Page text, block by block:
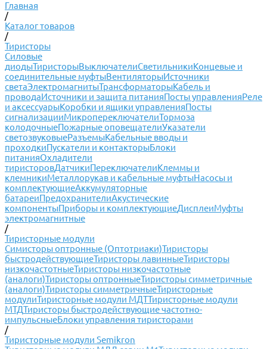
Главная
/
Каталог товаров
/
Тиристоры
Силовые
диодыТиристорыВыключателиСветильникиКонцевые и
соединительные муфтыВентиляторыИсточники
светаЭлектромагнитыТрансформаторыКабель и
проводаИсточники и защита питанияПосты управленияРеле
и аксессуарыКоробки и ящики управленияПосты
сигнализацииМикропереключателиТормоза
колодочныеПожарные оповещателиУказатели
светозвуковыеРазъемыКабельные вводы и
проходкиПускатели и контакторыБлоки
питанияОхладители
тиристоровДатчикиПереключателиКлеммы и
клемникиМеталлорукав и кабельные муфтыНасосы и
комплектующиеАккумуляторные
батареиПредохранителиАкустические
компонентыПриборы и комплектующиеДисплеиМуфты
электромагнитные
/
Тиристорные модули
Симисторы оптронные (Оптотриаки)Тиристоры
быстродействующиеТиристоры лавинныеТиристоры
низкочастотныеТиристоры низкочастотные
(аналоги)Тиристоры оптронныеТиристоры симметричные
(аналоги)Тиристоры симметричныеТиристорные
модулиТиристорные модули МДТТиристорные модули
МТДТиристоры быстродействующие частотно-
импульсныеБлоки управления тиристорами
/
Тиристорные модули Semikron